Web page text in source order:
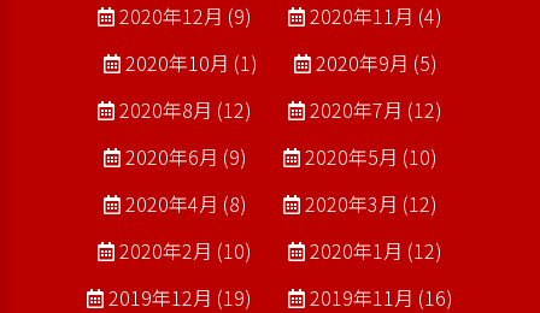
2020年12月 (9)
2020年11月 (4)
2020年10月 (1)
2020年9月 (5)
2020年8月 (12)
2020年7月 (12)
2020年6月 (9)
2020年5月 (10)
2020年4月 (8)
2020年3月 (12)
2020年2月 (10)
2020年1月 (12)
2019年12月 (19)
2019年11月 (16)